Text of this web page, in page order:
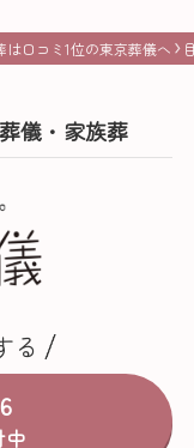
は口コミ1位の東京葬儀へ
儀・家族葬
る
中